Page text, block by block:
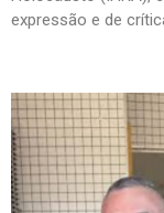
expressão e de